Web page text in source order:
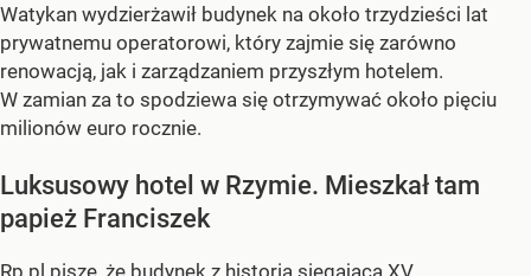
Watykan wydzierżawił budynek na około trzydzieści lat
prywatnemu operatorowi, który zajmie się zarówno
renowacją, jak i zarządzaniem przyszłym hotelem.
W zamian za to spodziewa się otrzymywać około pięciu
milionów euro rocznie.
Luksusowy hotel w Rzymie. Mieszkał tam
papież Franciszek
Rp.pl pisze, że budynek z historią sięgającą XV...